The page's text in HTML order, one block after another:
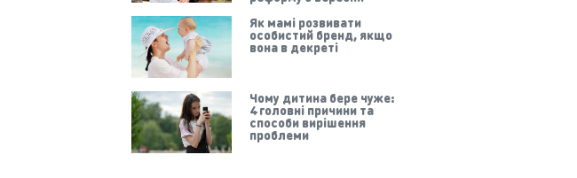
Як мамі розвивати
особистий бренд, якщо
вона в декреті
Чому дитина бере чуже:
4 головні причини та
способи вирішення
проблеми